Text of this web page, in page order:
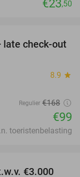
€23,50
41%
late check-out
8.9 star
Regulier €168
€99
toeristenbelasting
€3.000